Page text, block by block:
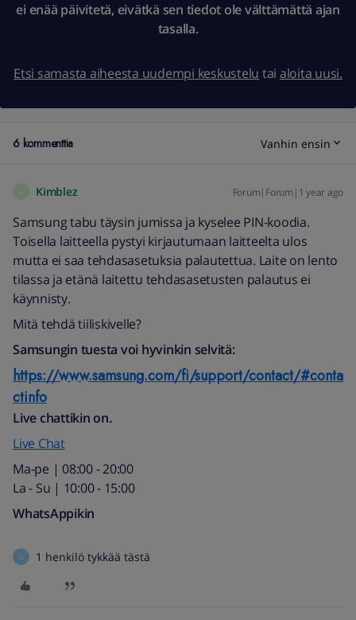
ei enää päivitetä, eivätkä sen tiedot ole välttämättä ajan
tasalla.
Etsi samasta aiheesta uudempi keskustelu tai aloita uusi.
6 kommenttia Vanhin ensin
Kimblez Forum|Forum|1 year ago
Samsung tabu täysin jumissa ja kyselee PIN-koodia.
Toisella laitteella pystyi kirjautumaan laitteelta ulos
mutta ei saa tehdasasetuksia palautettua. Laite on lento
tilassa ja etänä laitettu tehdasasetusten palautus ei
käynnisty.
Mitä tehdä tiiliskivelle?
Samsungin tuesta voi hyvinkin selvitä:
https://www.samsung.com/fi/support/contact/#conta
ctinfo
Live chattikin on.
Live Chat
Ma-pe | 08:00 - 20:00
La - Su | 10:00 - 15:00
WhatsAppikin
D 1 henkilö tykkää tästä